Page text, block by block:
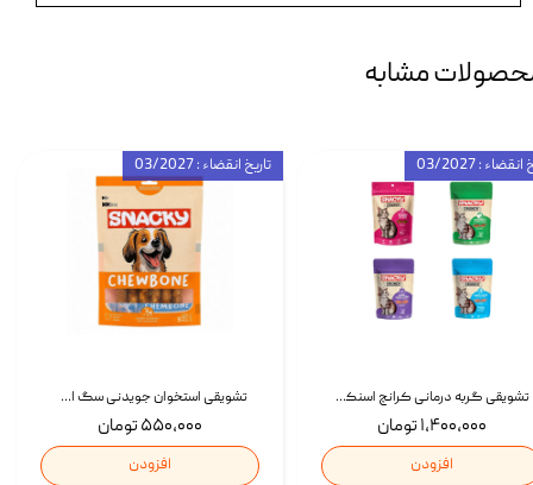
مشابه
تشویقی استخوان جویدنی سگ اسنکی کرانچی با طعم مرغ Snacky Crunchy Munchy وزن 100 گرم
۵۵۰,۰۰۰ تومان
افزودن
تاریخ انقضاء : 03/2027
تشویقی گربه درمانی کرانچ اسنکی با طعم میکس Snacky Crunch Cat Treats وزن 60 گرم بسته 4 عددی
۱,۴۰۰,۰۰۰ تومان
افزودن
: 03/2027